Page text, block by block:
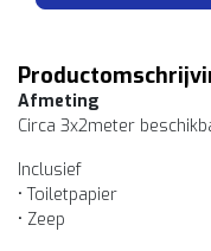
Afmeting
Circa 3x2meter
Inclusief
• Toiletpapier
• Zeep